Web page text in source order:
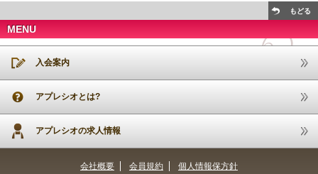
もどる
MENU
入会案内
アプレシオとは?
アプレシオの求人情報
会社概要 会員規約 個人情報保方針